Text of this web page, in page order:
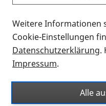
können? Schauen Sie
Thema Infomaterial
für blinde und
Auf dieser Seite finden
Ort. Nutzen Sie den
nach Flyern und
Weitere Informationen
Cookie-Einstellungen
Datenschutzerklärung.
Impressum.
Alle